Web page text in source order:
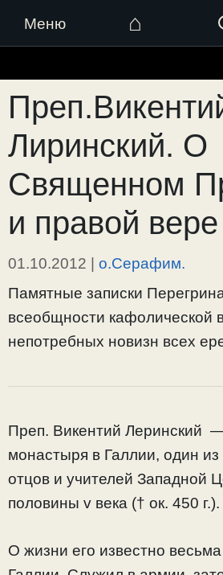
Меню ⌂
к
содержимому
Лиринский. О
Священном
и правой вере
01.10.2012 | о.Серафим.
Памятные записки
всеобщности кафолической
непотребных новизн всех
Преп. Викентий Леринский
монастыря в Галлии, один
отцов и учителей Западной
половины v века († ок. 450 г.).
О жизни его известно